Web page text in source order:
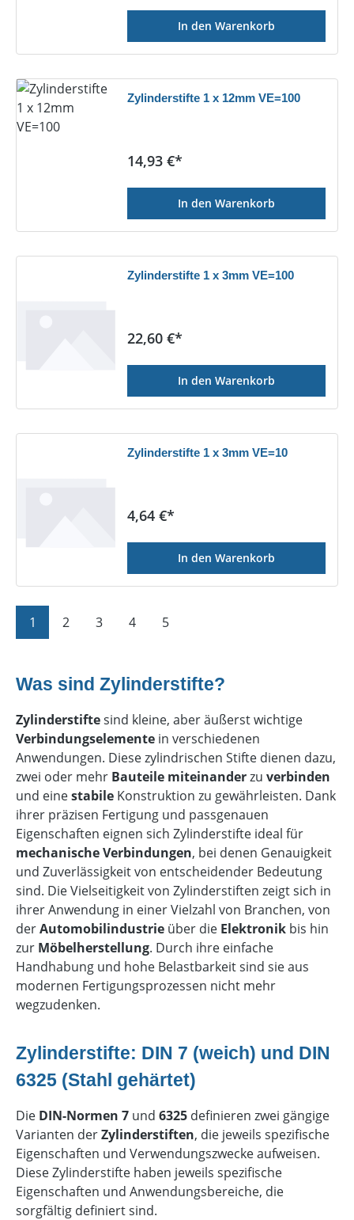
In den Warenkorb
Zylinderstifte 1 x 12mm VE=100
Regulärer Preis:
14,93 €*
In den Warenkorb
Zylinderstifte 1 x 3mm VE=100
Regulärer Preis:
22,60 €*
In den Warenkorb
Zylinderstifte 1 x 3mm VE=10
Regulärer Preis:
4,64 €*
In den Warenkorb
Seite
1 Seite
2 Seite
3 Seite
4 Seite
5
Was sind Zylinderstifte?
Zylinderstiftesind kleine, aber äußerst wichtige
Verbindungselemente in verschiedenen
Anwendungen. Diese zylindrischen Stifte dienen dazu,
zwei oder mehr Bauteile miteinanderzu verbinden
und einestabile Konstruktion zu gewährleisten. Dank
ihrer präzisen Fertigung und passgenauen
Eigenschaften eignen sich Zylinderstifte ideal für
mechanische Verbindungen, bei denen Genauigkeit
und Zuverlässigkeit von entscheidender Bedeutung
sind. Die Vielseitigkeit von Zylinderstiften zeigt sich in
ihrer Anwendung in einer Vielzahl von Branchen, von
derAutomobilindustrie über die Elektronik bis hin
zur Möbelherstellung. Durch ihre einfache
Handhabung und hohe Belastbarkeit sind sie aus
modernen Fertigungsprozessen nicht mehr
wegzudenken.
Zylinderstifte: DIN 7 (weich) und DIN
6325 (Stahl gehärtet)
Die DIN-Normen 7 und 6325 definieren zwei gängige
Varianten derZylinderstiften, die jeweils spezifische
Eigenschaften und Verwendungszwecke aufweisen.
Diese Zylinderstifte haben jeweils spezifische
Eigenschaften und Anwendungsbereiche, die
sorgfältig definiert sind.